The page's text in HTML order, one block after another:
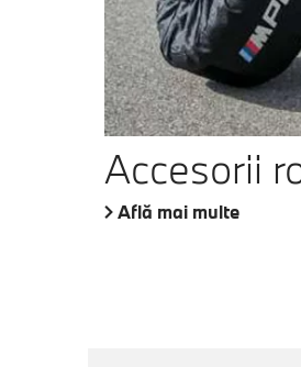
Accesorii
Află mai multe